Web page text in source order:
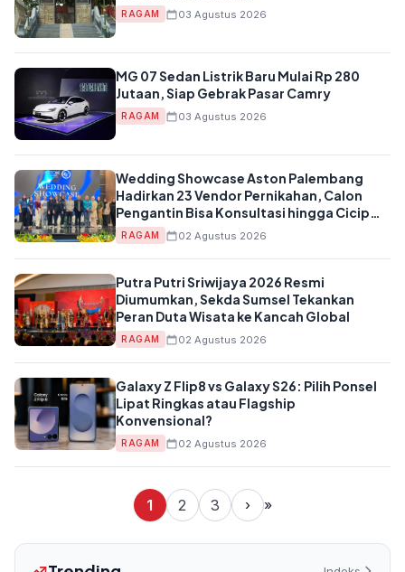
RAGAM 03 Agustus 2026
MG 07 Sedan Listrik Baru Mulai Rp 280
Jutaan, Siap Gebrak Pasar Camry
RAGAM 03 Agustus 2026
Wedding Showcase Aston Palembang
Hadirkan 23 Vendor Pernikahan, Calon
Pengantin Bisa Konsultasi hingga Cicip
Menu Resepsi
RAGAM 02 Agustus 2026
Putra Putri Sriwijaya 2026 Resmi
Diumumkan, Sekda Sumsel Tekankan
Peran Duta Wisata ke Kancah Global
RAGAM 02 Agustus 2026
Galaxy Z Flip8 vs Galaxy S26: Pilih Ponsel
Lipat Ringkas atau Flagship
Konvensional?
RAGAM 02 Agustus 2026
1 2 3 › »